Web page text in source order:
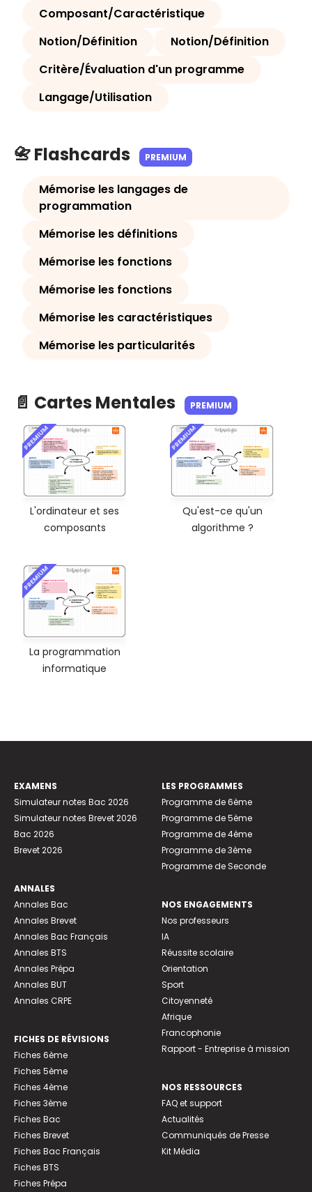
Composant/Caractéristique
Notion/Définition
Notion/Définition
Critère/Évaluation d'un programme
Langage/Utilisation
📇 Flashcards PREMIUM
Mémorise les langages de
programmation
Mémorise les définitions
Mémorise les fonctions
Mémorise les fonctions
Mémorise les caractéristiques
Mémorise les particularités
📄 Cartes Mentales PREMIUM
PREMIUM
L'ordinateur et ses
composants
PREMIUM
Qu'est-ce qu'un
algorithme ?
PREMIUM
La programmation
informatique
EXAMENS
Simulateur notes Bac 2026
Simulateur notes Brevet 2026
Bac 2026
Brevet 2026
ANNALES
Annales Bac
Annales Brevet
Annales Bac Français
Annales BTS
Annales Prépa
Annales BUT
Annales CRPE
FICHES DE RÉVISIONS
Fiches 6ème
Fiches 5ème
Fiches 4ème
Fiches 3ème
Fiches Bac
Fiches Brevet
Fiches Bac Français
Fiches BTS
Fiches Prépa
LES PROGRAMMES
Programme de 6ème
Programme de 5ème
Programme de 4ème
Programme de 3ème
Programme de Seconde
NOS ENGAGEMENTS
Nos professeurs
IA
Réussite scolaire
Orientation
Sport
Citoyenneté
Afrique
Francophonie
Rapport - Entreprise à mission
NOS RESSOURCES
FAQ et support
Actualités
Communiqués de Presse
Kit Média